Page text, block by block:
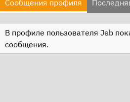
Сообщения профиля
В профиле пользователя Jeb
сообщения.